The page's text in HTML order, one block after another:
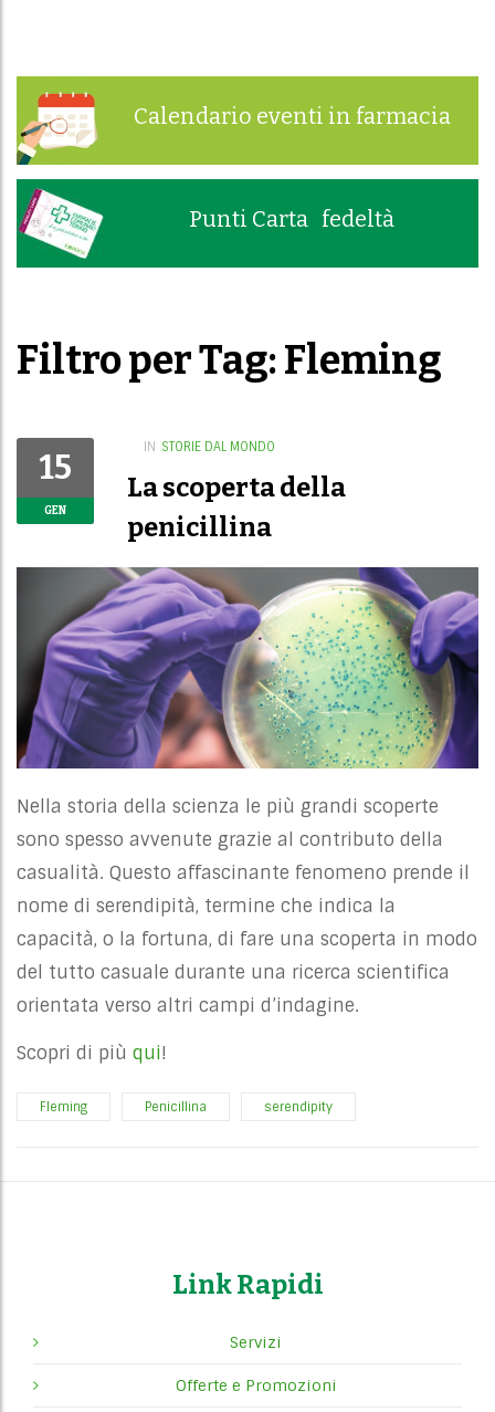
Calendario eventi in farmacia
Punti Carta fedeltà
Filtro per Tag: Fleming
15
GEN
IN STORIE DAL MONDO
La scoperta della
penicillina
Nella storia della scienza le più grandi scoperte
sono spesso avvenute grazie al contributo della
casualità. Questo affascinante fenomeno prende il
nome di serendipità, termine che indica la
capacità, o la fortuna, di fare una scoperta in modo
del tutto casuale durante una ricerca scientifica
orientata verso altri campi d’indagine.
Scopri di più qui!
Fleming Penicillina serendipity
Link Rapidi
Servizi
Offerte e Promozioni